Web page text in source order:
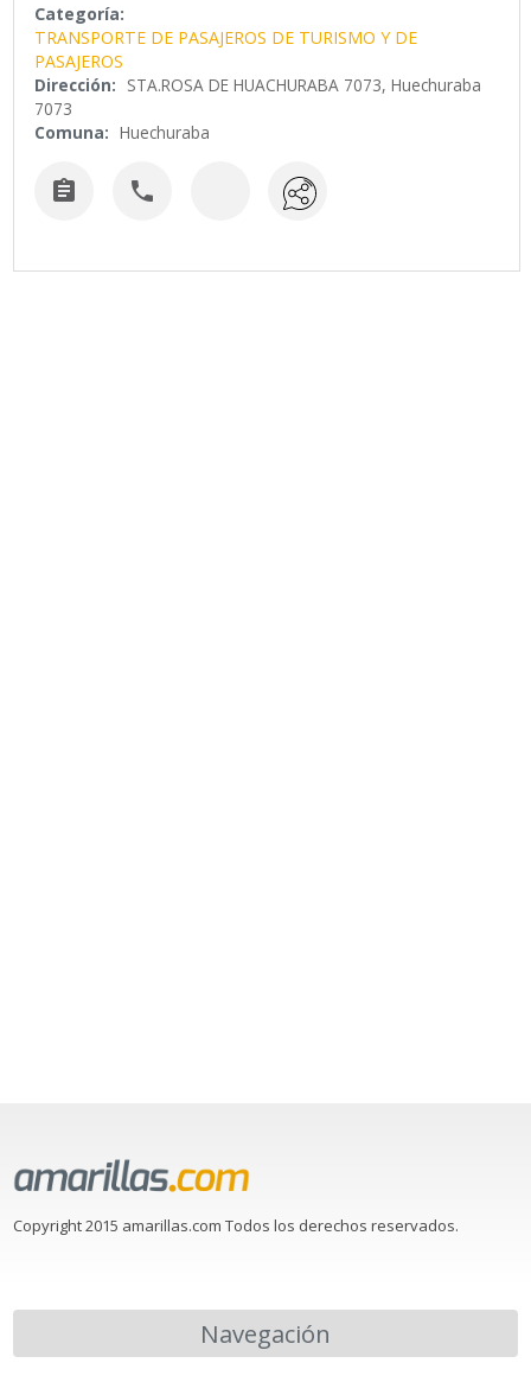
Categoría:
TRANSPORTE DE PASAJEROS DE TURISMO Y DE
PASAJEROS
Dirección: STA.ROSA DE HUACHURABA 7073, Huechuraba
7073
Comuna: Huechuraba
 
Copyright 2015 amarillas.com Todos los derechos reservados.
Navegación